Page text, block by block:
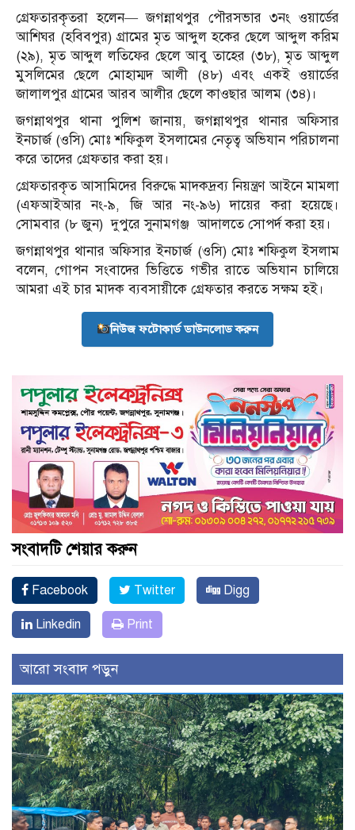
গ্রেফতারকৃতরা হলেন— জগন্নাথপুর পৌরসভার ৩নং ওয়ার্ডের
আশিঘর (হবিবপুর) গ্রামের মৃত আব্দুল হকের ছেলে আব্দুল করিম
(২৯), মৃত আব্দুল লতিফের ছেলে আবু তাহের (৩৮), মৃত আব্দুল
মুসলিমের ছেলে মোহাম্মদ আলী (৪৮) এবং একই ওয়ার্ডের
জালালপুর গ্রামের আরব আলীর ছেলে কাওছার আলম (৩৪)।
জগন্নাথপুর থানা পুলিশ জানায়, জগন্নাথপুর থানার অফিসার
ইনচার্জ (ওসি) মোঃ শফিকুল ইসলামের নেতৃত্ব অভিযান পরিচালনা
করে তাদের গ্রেফতার করা হয়।
গ্রেফতারকৃত আসামিদের বিরুদ্ধে মাদকদ্রব্য নিয়ন্ত্রণ আইনে মামলা
(এফআইআর নং-৯, জি আর নং-৯৬) দায়ের করা হয়েছে।
সোমবার (৮ জুন) দুপুরে সুনামগঞ্জ আদালতে সোপর্দ করা হয়।
জগন্নাথপুর থানার অফিসার ইনচার্জ (ওসি) মোঃ শফিকুল ইসলাম
বলেন, গোপন সংবাদের ভিত্তিতে গভীর রাতে অভিযান চালিয়ে
আমরা এই চার মাদক ব্যবসায়ীকে গ্রেফতার করতে সক্ষম হই।
নিউজ ফটোকার্ড ডাউনলোড করুন
সংবাদটি শেয়ার করুন
Facebook Twitter Digg
Linkedin Print
আরো সংবাদ পড়ুন